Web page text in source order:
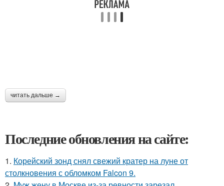
читать дальше →
Последние обновления на сайте:
1. Корейский зонд снял свежий кратер на луне от
столкновения с обломком Falcon 9.